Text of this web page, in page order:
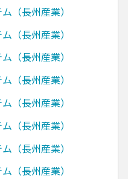
（長州産業）
（長州産業）
（長州産業）
（長州産業）
（長州産業）
（長州産業）
（長州産業）
（長州産業）